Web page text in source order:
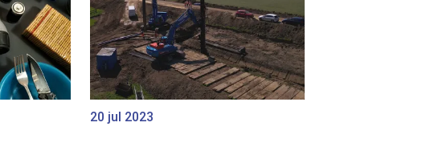
20 jul 2023